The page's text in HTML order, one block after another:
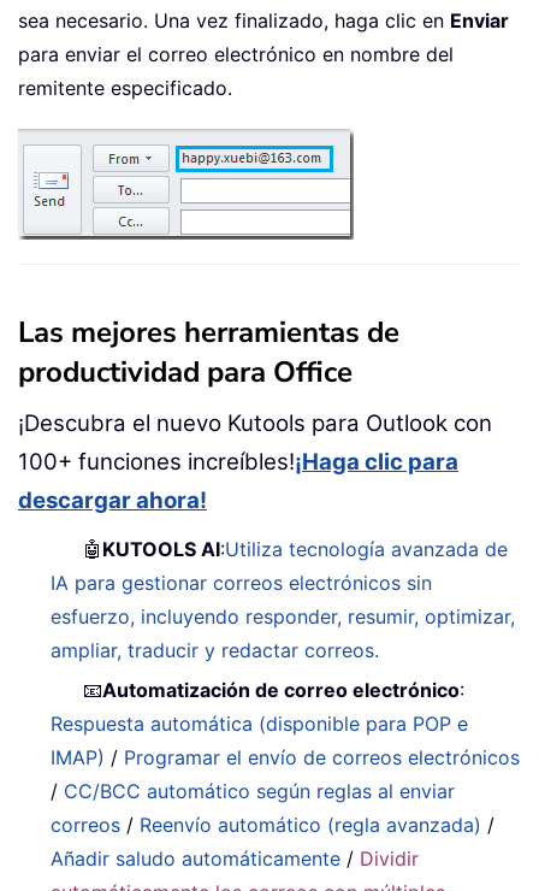
sea necesario. Una vez finalizado, haga clic en Enviar
para enviar el correo electrónico en nombre del
remitente especificado.
Las mejores herramientas de
productividad para Office
¡Descubra el nuevo Kutools para Outlook con
100+ funciones increíbles!¡Haga clic para
descargar ahora!
🤖 KUTOOLS AI:Utiliza tecnología avanzada de
IA para gestionar correos electrónicos sin
esfuerzo, incluyendo responder, resumir, optimizar,
ampliar, traducir y redactar correos.
📧Automatización de correo electrónico:
Respuesta automática (disponible para POP e
IMAP) / Programar el envío de correos electrónicos
/ CC/BCC automático según reglas al enviar
correos / Reenvío automático (regla avanzada) /
Añadir saludo automáticamente / Dividir